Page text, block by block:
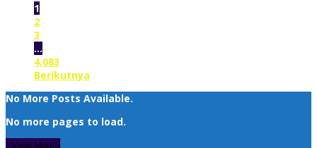
1
2
3
…
4,083
Berikutnya
No More Posts Available.
No more pages to load.
View More